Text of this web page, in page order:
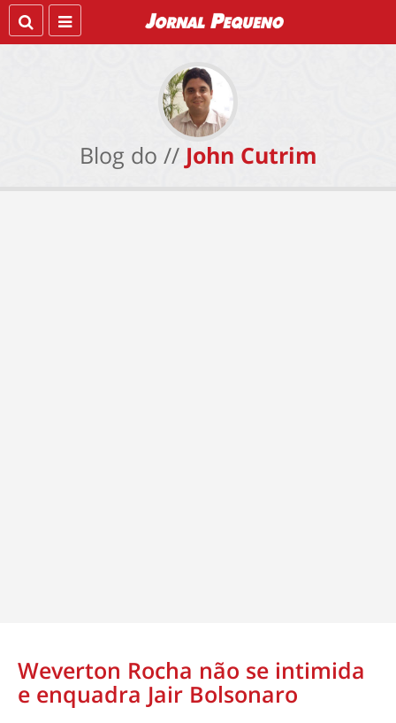
Blog do // John Cutrim
Weverton Rocha não se intimida
e enquadra Jair Bolsonaro